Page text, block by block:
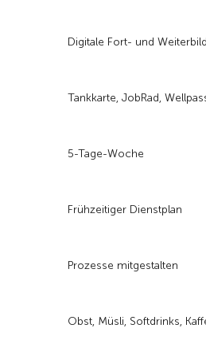
Digitale Fort- und
Tankkarte, JobRad,
5-Tage-Woche
Frühzeitiger Dienstplan
Prozesse mitgestalten
Obst, Müsli, Softdrinks,